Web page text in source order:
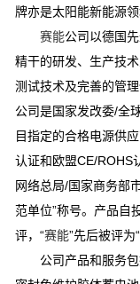
牌亦是太阳能新能源领
赛能公司以德国
精干的研发、生产技
测试技术及完善的管
公司是国家发改委/全
目指定的合格电源供
认证和欧盟CE/ROHS
网络总局/国家商务部
范单位”称号。产品自
评，“赛能”先后被评为
公司产品和服务包